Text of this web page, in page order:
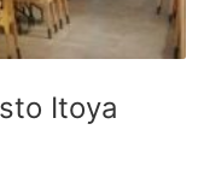
Itoya